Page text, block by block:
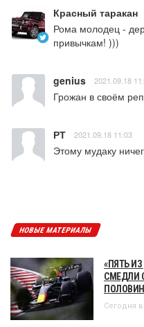
Красный таракан
Рома молодец -
привычкам! )))
genius 2021.09.18
Грожан в своём
РТ 2021.09.18 11:03
Этому мудаку
НОВЫЕ МАТЕРИАЛЫ
«ПЯТЬ
СМЕДЛИ
Сегодня в